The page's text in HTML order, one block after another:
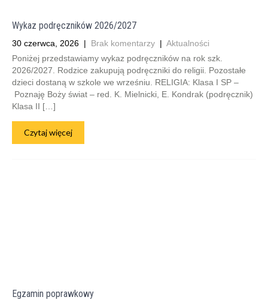
Wykaz podręczników 2026/2027
30 czerwca, 2026 | Brak komentarzy | Aktualności
Poniżej przedstawiamy wykaz podręczników na rok szk.
2026/2027. Rodzice zakupują podręczniki do religii. Pozostałe
dzieci dostaną w szkole we wrześniu. RELIGIA: Klasa I SP –
Poznaję Boży świat – red. K. Mielnicki, E. Kondrak (podręcznik)
Klasa II […]
Czytaj więcej
Egzamin poprawkowy